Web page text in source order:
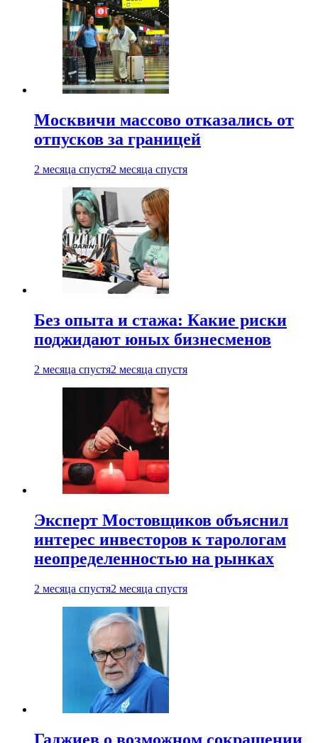
Москвичи массово отказались от
отпусков за границей
2 месяца спустя2 месяца спустя
Без опыта и стажа: Какие риски
поджидают юных бизнесменов
2 месяца спустя2 месяца спустя
Эксперт Мостовщиков объяснил
интерес инвесторов к тарологам
неопределенностью на рынках
2 месяца спустя2 месяца спустя
Гаджиев о возможном сокращении